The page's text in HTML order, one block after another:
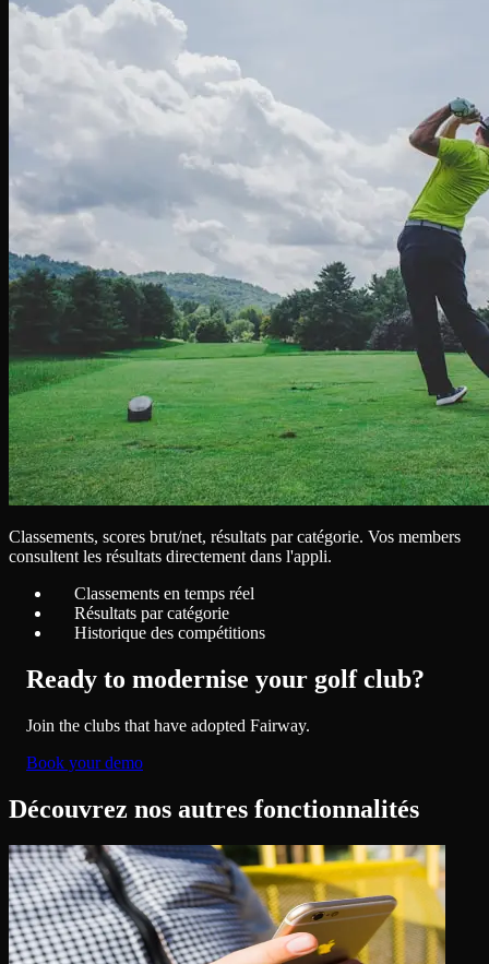
Classements, scores brut/net, résultats par catégorie. Vos members
consultent les résultats directement dans l'appli.
Classements en temps réel
Résultats par catégorie
Historique des compétitions
Ready to modernise your golf club?
Join the clubs that have adopted Fairway.
Book your demo
Découvrez nos autres fonctionnalités